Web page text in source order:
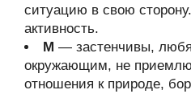
ситуацию в свою
активность.
М — застенчивы,
окружающим, не
отношения к природе,